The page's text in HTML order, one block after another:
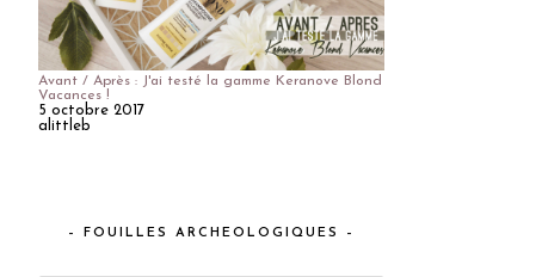
Avant / Après : J'ai testé la gamme Keranove Blond
Vacances !
5 octobre 2017
alittleb
– FOUILLES ARCHEOLOGIQUES –